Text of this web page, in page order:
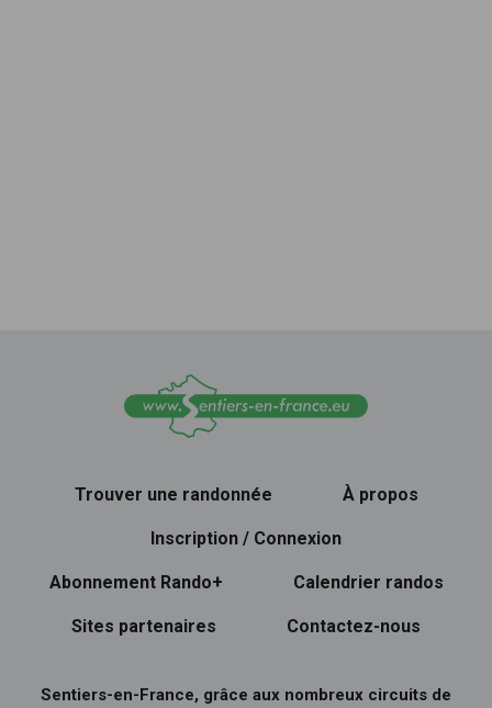
Trouver une randonnée À propos
Inscription / Connexion
Abonnement Rando+ Calendrier randos
Sites partenaires Contactez-nous
Sentiers-en-France, grâce aux nombreux circuits de